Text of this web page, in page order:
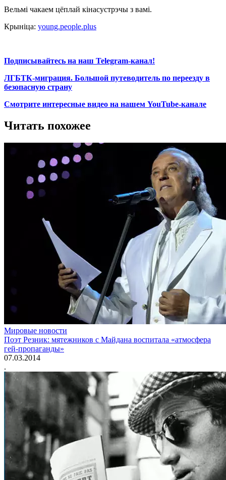
Вельмі чакаем цёплай кінасустрэчы з вамі.
Крыніца: young.people.plus
Подписывайтесь на наш Telegram-канал!
ЛГБТК-миграция. Большой путеводитель по переезду в
безопасную страну
Смотрите интересные видео на нашем YouTube-канале
Читать похожее
Мировые новости
Поэт Резник: мятежников с Майдана воспитала «атмосфера
гей-пропаганды»
07.03.2014
.